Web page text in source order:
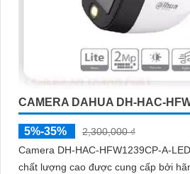
CAMERA DAHUA DH-HAC-
5%-35%
2,300,000 ₫
Camera DH-HAC-HFW1239CP-A-
chất lượng cao được cung cấp bởi